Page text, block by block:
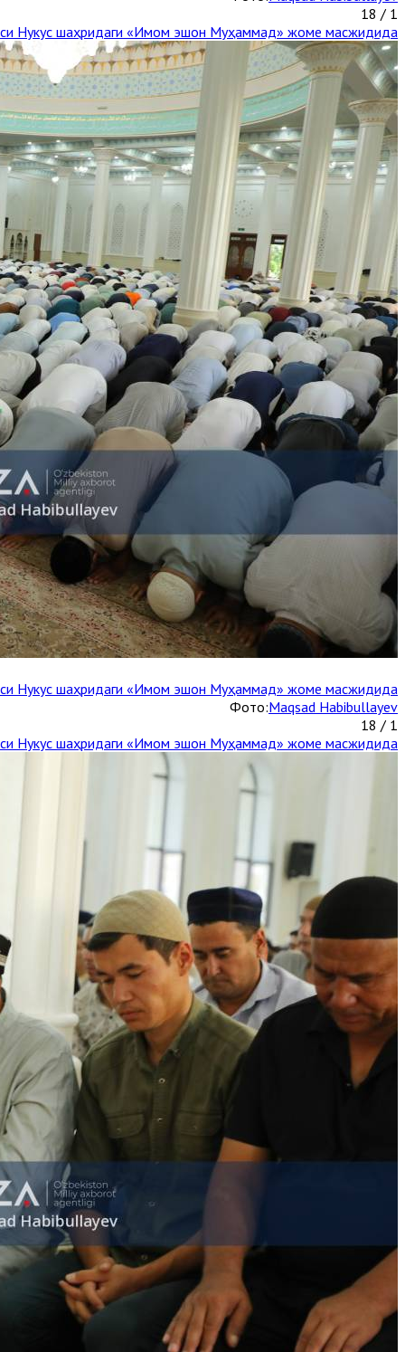
1 / 18
Нукус шаҳридаги «Имом эшон Муҳаммад» жоме масжидида
Нукус шаҳридаги «Имом эшон Муҳаммад» жоме масжидида
Фото:Maqsad Habibullayev
1 / 18
Нукус шаҳридаги «Имом эшон Муҳаммад» жоме масжидида